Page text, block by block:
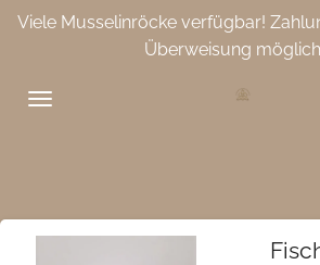
Zum
Viele Musselinröcke verfügbar!
Überweisung